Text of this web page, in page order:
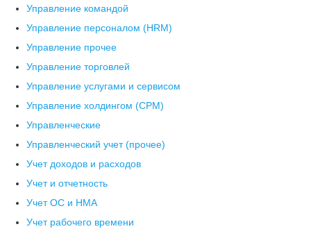
Управление командой
Управление персоналом (HRM)
Управление прочее
Управление торговлей
Управление услугами и сервисом
Управление холдингом (CPM)
Управленческие
Управленческий учет (прочее)
Учет доходов и расходов
Учет и отчетность
Учет ОС и НМА
Учет рабочего времени